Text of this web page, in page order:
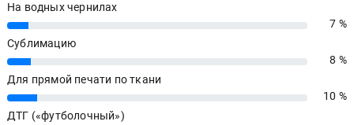
На водных чернилах
7%
7 %
Сублимацию
8%
8 %
Для прямой печати по ткани
10%
10 %
ДТГ («футболочный»)